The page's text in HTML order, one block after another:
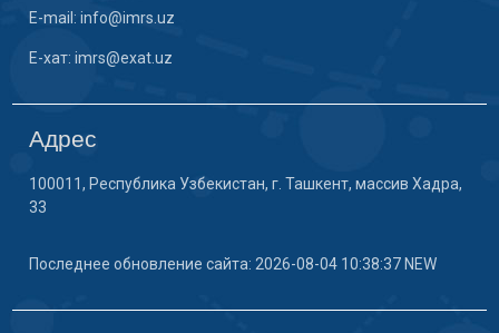
E-mail: info@imrs.uz
E-хат: imrs@exat.uz
Адрес
100011, Республика Узбекистан, г. Ташкент, массив Хадра,
33
Последнее обновление сайта: 2026-08-04 10:38:37 NEW